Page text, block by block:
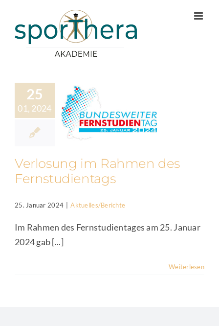
springen
25
01, 2024
Verlosung im Rahmen des
Fernstudientags
25. Januar 2024 | Aktuelles/Berichte
Im Rahmen des Fernstudientages am 25. Januar
2024 gab [...]
Weiterlesen